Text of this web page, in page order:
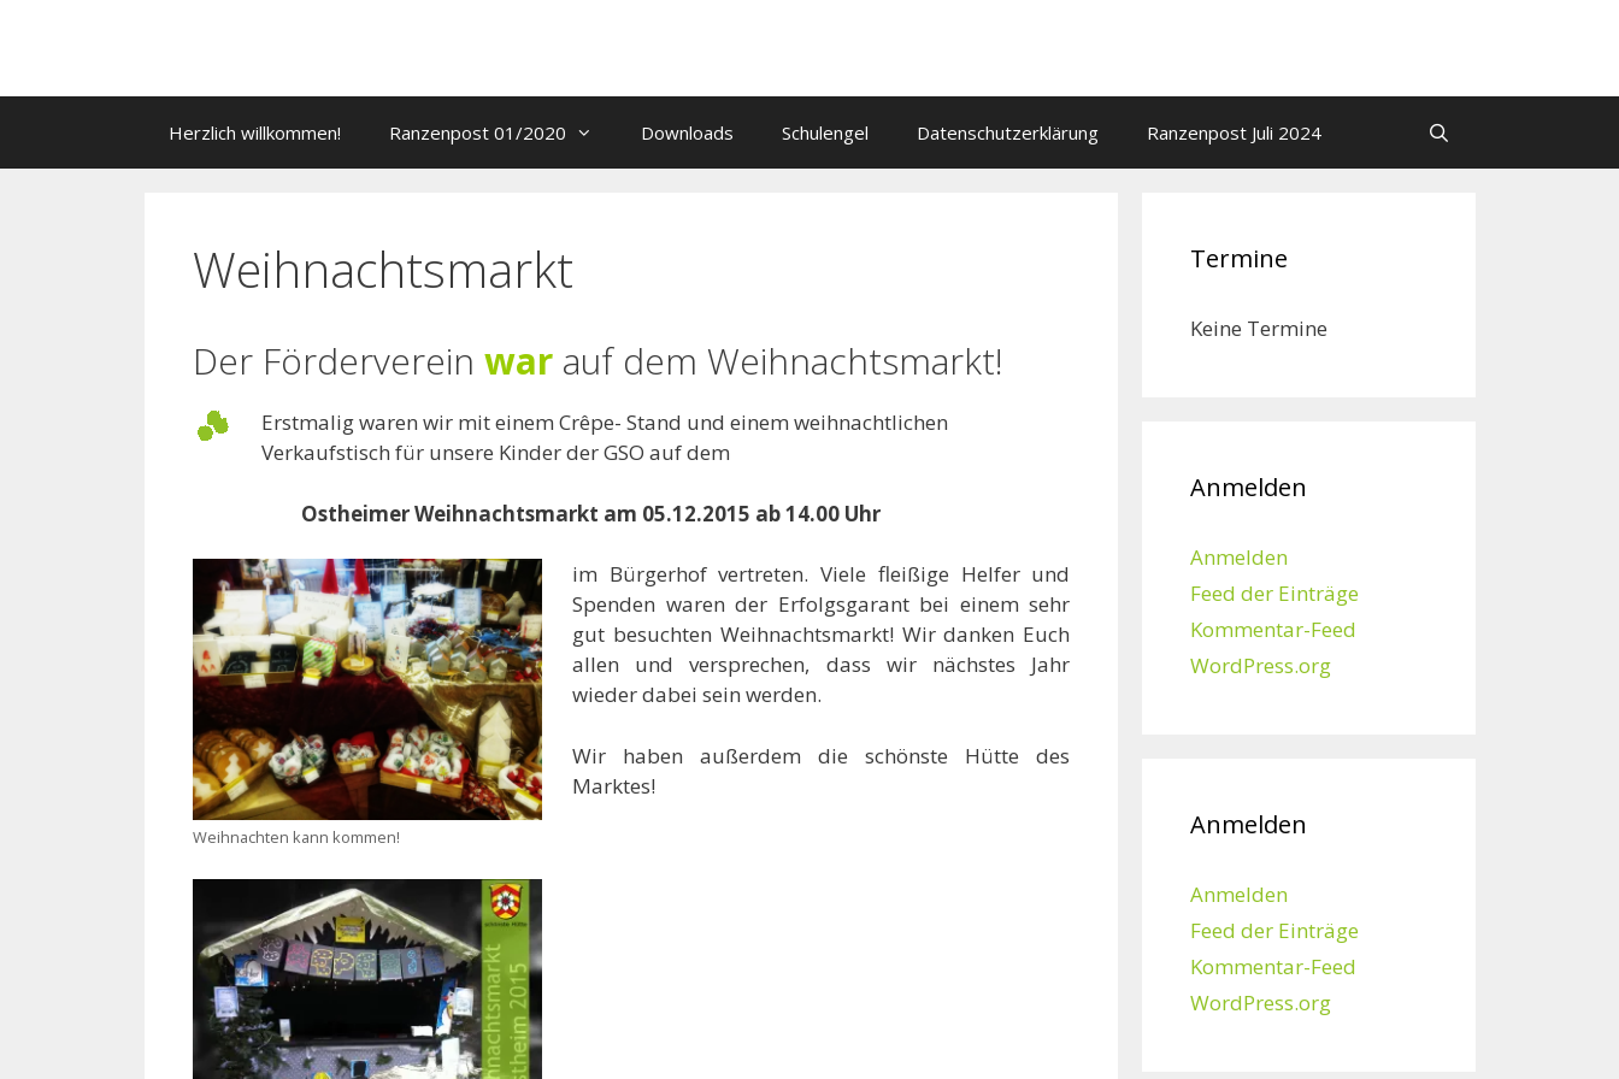
Herzlich willkommen! Ranzenpost 01/2020 Downloads Schulengel Datenschutzerklärung Ranzenpost Juli 2024
Weihnachtsmarkt
Der Förderverein war auf dem Weihnachtsmarkt!
Erstmalig waren wir mit einem Crêpe- Stand und einem weihnachtlichen
Verkaufstisch für unsere Kinder der GSO auf dem
Ostheimer Weihnachtsmarkt am 05.12.2015 ab 14.00 Uhr
Weihnachten kann kommen!
im Bürgerhof vertreten. Viele fleißige Helfer und
Spenden waren der Erfolgsgarant bei einem sehr
gut besuchten Weihnachtsmarkt! Wir danken Euch
allen und versprechen, dass wir nächstes Jahr
wieder dabei sein werden.
Wir haben außerdem die schönste Hütte des
Marktes!
Termine
Keine Termine
Anmelden
Anmelden
Feed der Einträge
Kommentar-Feed
WordPress.org
Anmelden
Anmelden
Feed der Einträge
Kommentar-Feed
WordPress.org